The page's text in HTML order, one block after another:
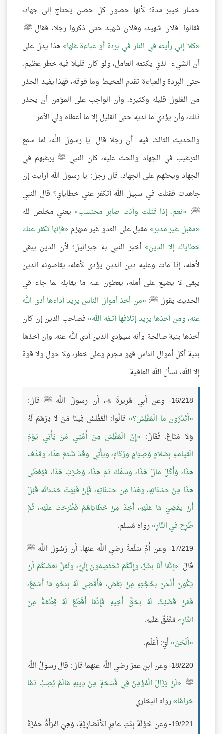
حصار خيبر مدة؛ لأنها حصون كل حصن يحتاج إلى جهاد،
فقالوا: فلان شهيد، وفلان شهيد حتى ذكروا رجلا، فقال ﷺ:
كلا إني رأيته في النار في بردة أو عباءة غلها هذا يدل على
أن الشيء الذي يكتمه العامل، ولو كان قليلا فيه خطر عظيم،
حتى البردة والعباءة تقدم المخيط وما فوقه، فهذا يفيد الحذر
من الغلول قليله وكثيره، وأن الواجب على المؤمن أن يحذر
ذلك، وأن يؤدي ما لديه حتى القليل إلا ما أعطاه ولي الأمر.
والحديث الثالث فيه: أن رجلا قال: يا رسول الله، لما سمع
الترغيب في الجهاد والحث عليه، كان النبي ﷺ يرغبهم في
الجهاد ويحثهم على الجهاد، قال رجل: يا رسول الله أرأيت إن
جاهدت فقتلت في سبيل الله أتكفر عني خطاياي؟ قال النبي
ﷺ: نعم، إذا قتلت وأنت صابر محتسب يعني مخلص لله
مقبل غير مدبر مقبل على العدو غير منهزم فإنها تكفر عنك
خطاياك إلا الدين أخبر النبي به جبرائيل؛ لأن الدين يبقى
لأهله، إذا مات وعليه دين الدين يؤدى لأهله، يقاصونه الدين
يبقى لا يضيع على أهله، يعطون عنه ما يقابله لما جاء في
الحديث يقول ﷺ: من أخذ أموال الناس يريد أداءها أدى الله
عنه، ومن أخذها يريد إتلافها أتلفه الله فصاحب الدين إن كان
أخذها بنية صالحة وأنه سيؤدي الدين أدى الله عنه، وإن أخذها
بنية أكل أموال الناس فهو مجرم وعلى خطر، ولا حول ولا قوة
إلا الله، نسأل الله العافية.
16/218- وعن أَبي هُريرةَ ، أَن رسولَ اللَّه ﷺ قال:
أَتَدْرُون ما الْمُفْلِسُ؟ قالُوا: الْمُفْلسُ فِينَا مَنْ لا دِرْهَمَ لَهُ
وَلا مَتَاعَ. فَقَالَ:
إِنَّ الْمُفْلِسَ مِنْ أُمَّتِي مَنْ يَأْتِي يَوْمَ
الْقيامةِ بِصَلاةٍ وَصِيَامٍ وزَكَاةٍ، ويأْتِي وقَدْ شَتَمَ هَذَا، وقذَف
هذَا، وَأَكَلَ مالَ هَذَا، وسفَكَ دَم هذَا، وَضَرَبَ هَذَا، فيُعْطَى
هذَا مِنْ حسَنَاتِهِ، وهَذا مِن حسَنَاتِهِ، فَإِنْ فَنِيَتْ حَسَناتُه قَبْلَ
أَنْ يقْضِيَ مَا عَلَيْهِ، أُخِذَ مِنْ خَطَايَاهُمْ فَطُرحَتْ علَيْه، ثُمَّ
طُرِح في النَّارِ رواه مُسلم.
17/219- وعن أُمِّ سَلَمةَ رضي اللَّه عنها، أَن رَسُول اللَّه ﷺ
قَالَ: إِنَّمَا أَنَا بشَرٌ، وَإِنَّكُمْ تَخْتَصِمُونَ إِلَيَّ، وَلَعَلَّ بَعْضَكُمْ أَنْ
يَكُونَ أَلْحنَ بحُجَّتِهِ مِنْ بَعْض، فأَقْضِي لَهُ بِنحْو مَا أَسْمَعُ،
فَمَنْ قَضَيْتُ لَهُ بحَقِّ أَخِيهِ فَإِنَّمَا أَقْطَعُ لَهُ قِطْعَةً مِنَ
النَّارِ مُتَّفَقٌ عَلَيهِ.
أَلْحَنَ أَيْ: أَعْلَم.
18/220- وعن ابنِ عمرَ رضي اللَّه عنهما قال: قال رسولُ اللَّه
ﷺ: لَنْ يَزَالَ الْمُؤمِنُ فِي فُسْحَةٍ مِنْ دِينِهِ مَالَمْ يُصِبْ دَمًا
حَرامًا رواه البخاري.
19/221- وعن خَوْلَةَ بِنْتِ عامِرٍ الأَنْصَارِيَّةِ، وَهِيَ امْرَأَةُ حمْزَةَ